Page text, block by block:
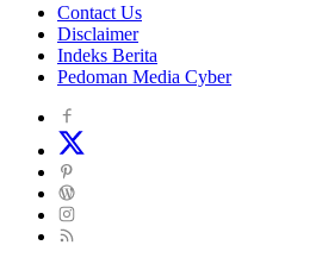
Contact Us
Disclaimer
Indeks Berita
Pedoman Media Cyber